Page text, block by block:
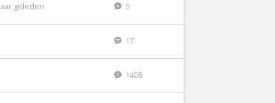
geleden 0
17
1408